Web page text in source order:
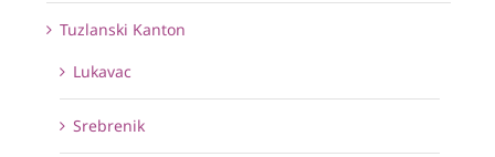
Tuzlanski Kanton
Lukavac
Srebrenik